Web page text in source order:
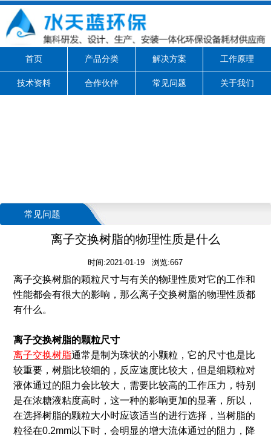
首页 产品分类 解决方案 工作原理
技术资料 合作伙伴 常见问题 关于我们
常见问题
离子交换树脂的物理性质是什么
时间:2021-01-19 浏览:667
离子交换树脂的颗粒尺寸与有关的物理性质对它的工作和
性能都会有很大的影响，那么离子交换树脂的物理性质都
有什么。
离子交换树脂的颗粒尺寸
离子交换树脂通常是制为珠状的小颗粒，它的尺寸也是比
较重要，树脂比较细的，反应速度比较大，但是细颗粒对
液体通过的阻力会比较大，需要比较高的工作压力，特别
是在浓糖液粘度高时，这一种的影响更加的显著，所以，
在选择树脂的颗粒大小时应该适当的进行选择，当树脂的
粒径在0.2mm以下时，会明显的增大流体通过的阻力，降